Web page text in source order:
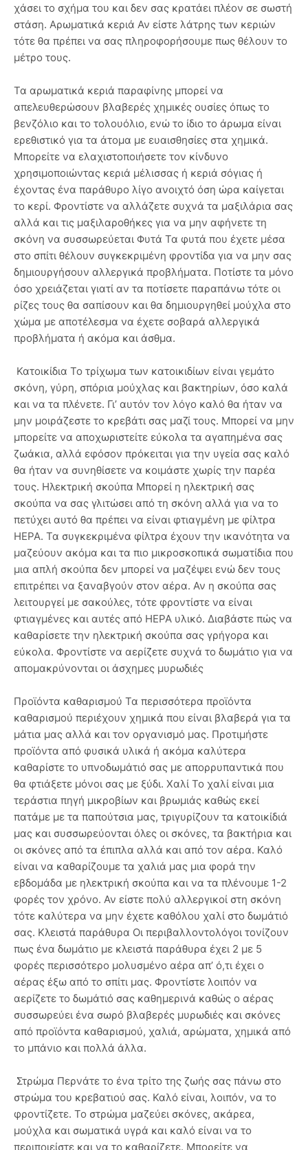
χάσει το σχήμα του και δεν σας κρατάει πλέον σε σωστή
στάση. Αρωματικά κεριά Αν είστε λάτρης των κεριών
τότε θα πρέπει να σας πληροφορήσουμε πως θέλουν το
μέτρο τους.
Τα αρωματικά κεριά παραφίνης μπορεί να
απελευθερώσουν βλαβερές χημικές ουσίες όπως το
βενζόλιο και το τολουόλιο, ενώ το ίδιο το άρωμα είναι
ερεθιστικό για τα άτομα με ευαισθησίες στα χημικά.
Μπορείτε να ελαχιστοποιήσετε τον κίνδυνο
χρησιμοποιώντας κεριά μέλισσας ή κεριά σόγιας ή
έχοντας ένα παράθυρο λίγο ανοιχτό όση ώρα καίγεται
το κερί. Φροντίστε να αλλάζετε συχνά τα μαξιλάρια σας
αλλά και τις μαξιλαροθήκες για να μην αφήνετε τη
σκόνη να συσσωρεύεται Φυτά Τα φυτά που έχετε μέσα
στο σπίτι θέλουν συγκεκριμένη φροντίδα για να μην σας
δημιουργήσουν αλλεργικά προβλήματα. Ποτίστε τα μόνο
όσο χρειάζεται γιατί αν τα ποτίσετε παραπάνω τότε οι
ρίζες τους θα σαπίσουν και θα δημιουργηθεί μούχλα στο
χώμα με αποτέλεσμα να έχετε σοβαρά αλλεργικά
προβλήματα ή ακόμα και άσθμα.
Κατοικίδια Το τρίχωμα των κατοικιδίων είναι γεμάτο
σκόνη, γύρη, σπόρια μούχλας και βακτηρίων, όσο καλά
και να τα πλένετε. Γι’ αυτόν τον λόγο καλό θα ήταν να
μην μοιράζεστε το κρεβάτι σας μαζί τους. Μπορεί να μην
μπορείτε να αποχωριστείτε εύκολα τα αγαπημένα σας
ζωάκια, αλλά εφόσον πρόκειται για την υγεία σας καλό
θα ήταν να συνηθίσετε να κοιμάστε χωρίς την παρέα
τους. Ηλεκτρική σκούπα Μπορεί η ηλεκτρική σας
σκούπα να σας γλιτώσει από τη σκόνη αλλά για να το
πετύχει αυτό θα πρέπει να είναι φτιαγμένη με φίλτρα
HEPA. Τα συγκεκριμένα φίλτρα έχουν την ικανότητα να
μαζεύουν ακόμα και τα πιο μικροσκοπικά σωματίδια που
μια απλή σκούπα δεν μπορεί να μαζέψει ενώ δεν τους
επιτρέπει να ξαναβγούν στον αέρα. Αν η σκούπα σας
λειτουργεί με σακούλες, τότε φροντίστε να είναι
φτιαγμένες και αυτές από HEPA υλικό. Διαβάστε πώς να
καθαρίσετε την ηλεκτρική σκούπα σας γρήγορα και
εύκολα. Φροντίστε να αερίζετε συχνά το δωμάτιο για να
απομακρύνονται οι άσχημες μυρωδιές
Προϊόντα καθαρισμού Τα περισσότερα προϊόντα
καθαρισμού περιέχουν χημικά που είναι βλαβερά για τα
μάτια μας αλλά και τον οργανισμό μας. Προτιμήστε
προϊόντα από φυσικά υλικά ή ακόμα καλύτερα
καθαρίστε το υπνοδωμάτιό σας με απορρυπαντικά που
θα φτιάξετε μόνοι σας με ξύδι. Χαλί Το χαλί είναι μια
τεράστια πηγή μικροβίων και βρωμιάς καθώς εκεί
πατάμε με τα παπούτσια μας, τριγυρίζουν τα κατοικίδιά
μας και συσσωρεύονται όλες οι σκόνες, τα βακτήρια και
οι σκόνες από τα έπιπλα αλλά και από τον αέρα. Καλό
είναι να καθαρίζουμε τα χαλιά μας μια φορά την
εβδομάδα με ηλεκτρική σκούπα και να τα πλένουμε 1-2
φορές τον χρόνο. Αν είστε πολύ αλλεργικοί στη σκόνη
τότε καλύτερα να μην έχετε καθόλου χαλί στο δωμάτιό
σας. Κλειστά παράθυρα Οι περιβαλλοντολόγοι τονίζουν
πως ένα δωμάτιο με κλειστά παράθυρα έχει 2 με 5
φορές περισσότερο μολυσμένο αέρα απ’ ό,τι έχει ο
αέρας έξω από το σπίτι μας. Φροντίστε λοιπόν να
αερίζετε το δωμάτιό σας καθημερινά καθώς ο αέρας
συσσωρεύει ένα σωρό βλαβερές μυρωδιές και σκόνες
από προϊόντα καθαρισμού, χαλιά, αρώματα, χημικά από
το μπάνιο και πολλά άλλα.
Στρώμα Περνάτε το ένα τρίτο της ζωής σας πάνω στο
στρώμα του κρεβατιού σας. Καλό είναι, λοιπόν, να το
φροντίζετε. Το στρώμα μαζεύει σκόνες, ακάρεα,
μούχλα και σωματικά υγρά και καλό είναι να το
περιποιείστε και να το καθαρίζετε. Μπορείτε να